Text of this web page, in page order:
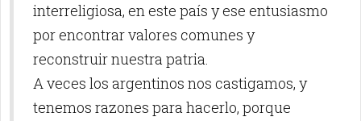
interreligiosa, en este país y ese entusiasmo
por encontrar valores comunes y
reconstruir nuestra patria.
A veces los argentinos nos castigamos, y
tenemos razones para hacerlo, porque